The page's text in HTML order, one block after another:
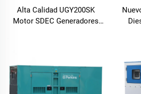
Alta Calidad UGY200SK
Motor SDEC Generadores